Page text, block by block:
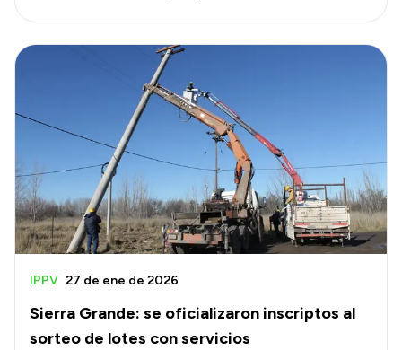
Sierra Grande: se oficializaron inscriptos al
sorteo de lotes con servicios
IPPV 27 de ene de 2026